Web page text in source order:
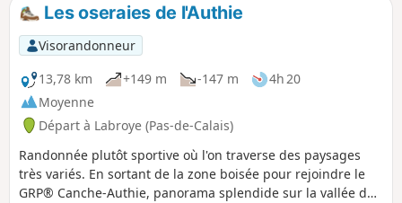
Les oseraies de l'Authie
Visorandonneur
13,78 km
+149 m -147 m
4h 20
Moyenne
Départ à Labroye (Pas-de-Calais)
Randonnée plutôt sportive où l'on traverse des paysages
très variés. En sortant de la zone boisée pour rejoindre le
GRP® Canche-Authie, panorama splendide sur la vallée de